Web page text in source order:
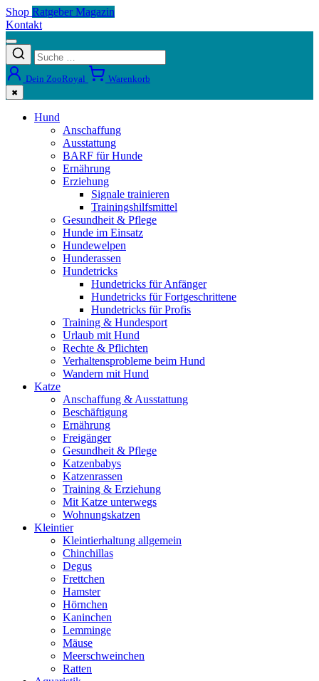
Shop Ratgeber Magazin
Kontakt
Dein ZooRoyal Warenkorb
✖
Hund
Anschaffung
Ausstattung
BARF für Hunde
Ernährung
Erziehung
Signale trainieren
Trainingshilfsmittel
Gesundheit & Pflege
Hunde im Einsatz
Hundewelpen
Hunderassen
Hundetricks
Hundetricks für Anfänger
Hundetricks für Fortgeschrittene
Hundetricks für Profis
Training & Hundesport
Urlaub mit Hund
Rechte & Pflichten
Verhaltensprobleme beim Hund
Wandern mit Hund
Katze
Anschaffung & Ausstattung
Beschäftigung
Ernährung
Freigänger
Gesundheit & Pflege
Katzenbabys
Katzenrassen
Training & Erziehung
Mit Katze unterwegs
Wohnungskatzen
Kleintier
Kleintierhaltung allgemein
Chinchillas
Degus
Frettchen
Hamster
Hörnchen
Kaninchen
Lemminge
Mäuse
Meerschweinchen
Ratten